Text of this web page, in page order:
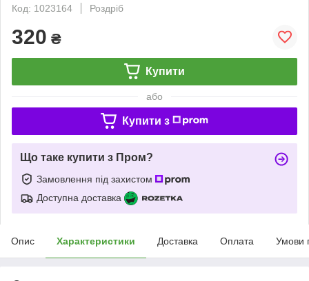
Код: 1023164
Роздріб
320 ₴
Купити
або
Купити з
Що таке купити з Пром?
Замовлення під захистом
Доступна доставка
Опис Характеристики Доставка Оплата Умови